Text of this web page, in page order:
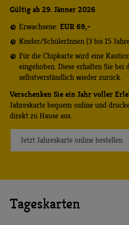
Gültig ab 29. Jänner 2026
Erwachsene:EUR 69,-
Kinder/SchülerInnen (3 bis 15
Für die Chipkarte wird eine
eingehoben. Diese erhalten Sie bei
selbstverständlich wieder zurück.
Verschenken Sie ein Jahr voller
Jahreskarte bequem online und
direkt zu Hause aus.
Jetzt Jahreskarte online bestellen
Tageskarten